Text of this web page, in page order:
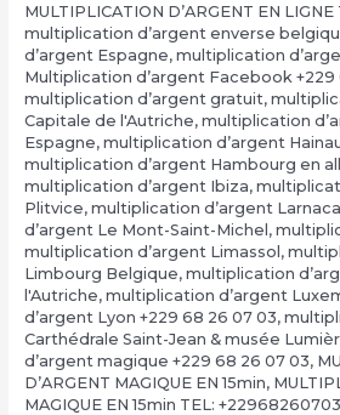
MULTIPLICATION D’ARGENT EN
multiplication d’argent enverse
d’argent Espagne, multiplication
Multiplication d’argent Facebook +229
multiplication d’argent gratuit,
Capitale de l'Autriche, multiplication
Espagne, multiplication d’argent
multiplication d’argent Hambourg en
multiplication d’argent Ibiza,
Plitvice, multiplication d’argent Larnaca
d’argent Le Mont-Saint-Michel,
multiplication d’argent Limassol,
Limbourg Belgique, multiplication
l'Autriche, multiplication d’argent
d’argent Lyon +229 68 26 07 03,
Carthédrale Saint-Jean & musée
d’argent magique +229 68 26 07 03,
D’ARGENT MAGIQUE EN 15min,
MAGIQUE EN 15min TEL: +22968260703